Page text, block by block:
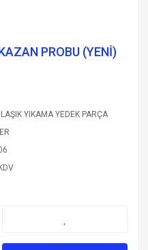
PROBU (YENİ)
YIKAMA YEDEK PARÇA